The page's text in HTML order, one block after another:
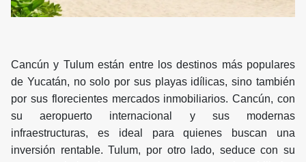
Cancún y Tulum están entre los destinos más populares
de Yucatán, no solo por sus playas idílicas, sino también
por sus florecientes mercados inmobiliarios. Cancún, con
su aeropuerto internacional y sus modernas
infraestructuras, es ideal para quienes buscan una
inversión rentable. Tulum, por otro lado, seduce con su